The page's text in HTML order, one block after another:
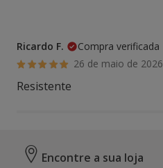
Ricardo F.
Compra verificada
26 de maio de 2026
Resistente
Encontre a sua loja